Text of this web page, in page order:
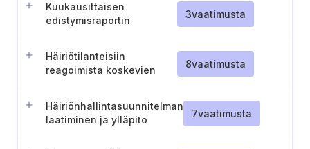
Kuukausittaisen
edistymisraportin
3vaatimusta
Häiriötilanteisiin
reagoimista koskevien
8vaatimusta
Häiriönhallintasuunnitelman
laatiminen ja ylläpito
7vaatimusta